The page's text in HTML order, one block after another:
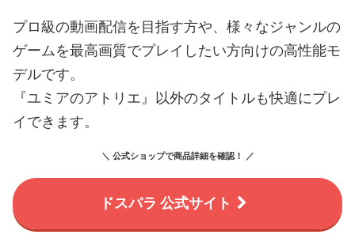
プロ級の動画配信を目指す方や、様々なジャンルの
ゲームを最高画質でプレイしたい方向けの高性能モ
デルです。
『ユミアのアトリエ』以外のタイトルも快適にプレ
イできます。
＼ 公式ショップで商品詳細を確認！ ／
ドスパラ 公式サイト